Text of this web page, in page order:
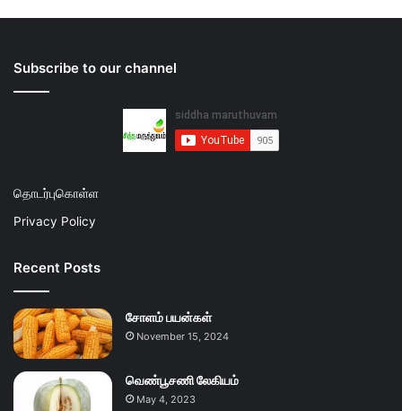
Subscribe to our channel
தொடர்புகொள்ள
Privacy Policy
Recent Posts
சோளம் பயன்கள்
November 15, 2024
வெண்பூசணி லேகியம்
May 4, 2023